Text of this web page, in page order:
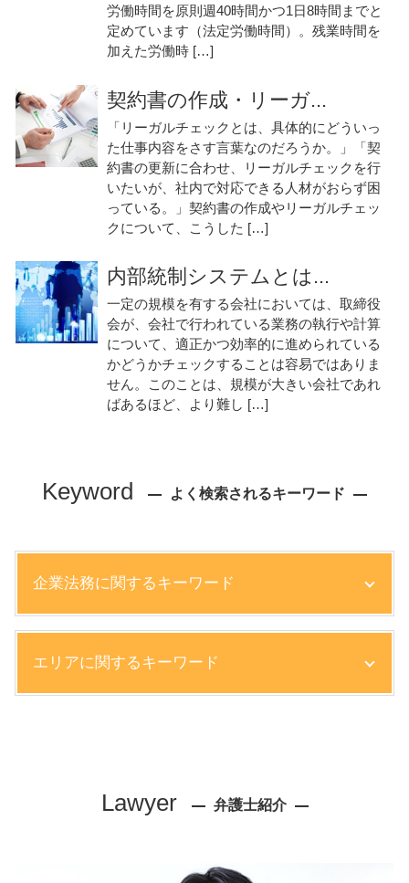
労働時間を原則週40時間かつ1日8時間までと
定めています（法定労働時間）。残業時間を
加えた労働時 […]
契約書の作成・リーガ...
「リーガルチェックとは、具体的にどういっ
た仕事内容をさす言葉なのだろうか。」「契
約書の更新に合わせ、リーガルチェックを行
いたいが、社内で対応できる人材がおらず困
っている。」契約書の作成やリーガルチェッ
クについて、こうした […]
内部統制システムとは...
一定の規模を有する会社においては、取締役
会が、会社で行われている業務の執行や計算
について、適正かつ効率的に進められている
かどうかチェックすることは容易ではありま
せん。このことは、規模が大きい会社であれ
ばあるほど、より難し […]
Keyword よく検索されるキーワード
企業法務に関するキーワード
コンプライアンスとは
パワハラ 懲戒処分
エリアに関するキーワード
離婚 弁護士 相談 芦屋市
債権回収 弁護士 相談 大阪市
Lawyer 弁護士紹介